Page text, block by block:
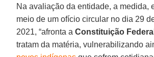
Na avaliação da entidade, a medida,
meio de um ofício circular no dia 29
2021, “afronta aConstituição Federal
tratam da matéria, vulnerabilizando